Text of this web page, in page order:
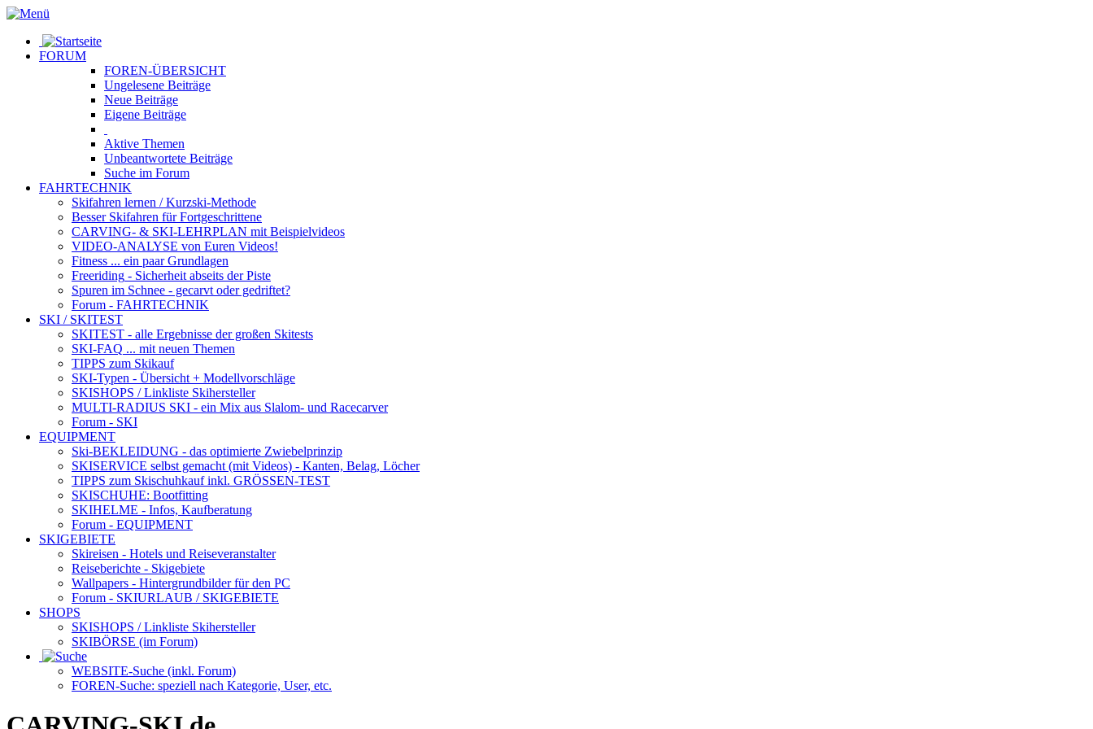
FORUM
FOREN-ÜBERSICHT
Ungelesene Beiträge
Neue Beiträge
Eigene Beiträge
Aktive Themen
Unbeantwortete Beiträge
Suche im Forum
FAHRTECHNIK
Skifahren lernen / Kurzski-Methode
Besser Skifahren für Fortgeschrittene
CARVING- & SKI-LEHRPLAN mit Beispielvideos
VIDEO-ANALYSE von Euren Videos!
Fitness ... ein paar Grundlagen
Freeriding - Sicherheit abseits der Piste
Spuren im Schnee - gecarvt oder gedriftet?
Forum - FAHRTECHNIK
SKI / SKITEST
SKITEST - alle Ergebnisse der großen Skitests
SKI-FAQ ... mit neuen Themen
TIPPS zum Skikauf
SKI-Typen - Übersicht + Modellvorschläge
SKISHOPS / Linkliste Skihersteller
MULTI-RADIUS SKI - ein Mix aus Slalom- und Racecarver
Forum - SKI
EQUIPMENT
Ski-BEKLEIDUNG - das optimierte Zwiebelprinzip
SKISERVICE selbst gemacht (mit Videos) - Kanten, Belag, Löcher
TIPPS zum Skischuhkaufinkl. GRÖSSEN-TEST
SKISCHUHE: Bootfitting
SKIHELME - Infos, Kaufberatung
Forum - EQUIPMENT
SKIGEBIETE
Skireisen - Hotels und Reiseveranstalter
Reiseberichte - Skigebiete
Wallpapers - Hintergrundbilder für den PC
Forum - SKIURLAUB / SKIGEBIETE
SHOPS
SKISHOPS / Linkliste Skihersteller
SKIBÖRSE (im Forum)
WEBSITE-Suche (inkl. Forum)
FOREN-Suche: speziell nach Kategorie, User, etc.